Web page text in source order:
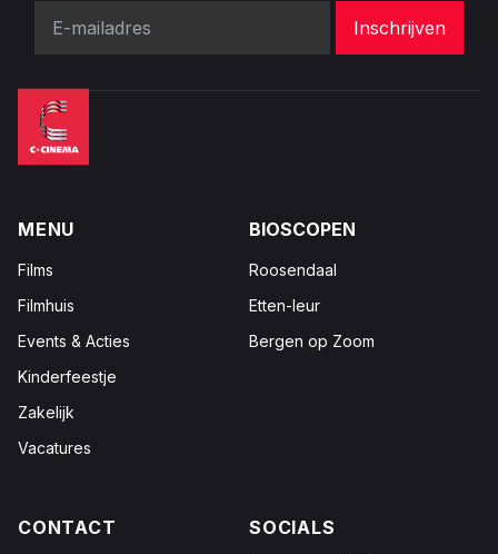
MENU
Films
Filmhuis
Events & Acties
Kinderfeestje
Zakelijk
Vacatures
BIOSCOPEN
Roosendaal
Etten-leur
Bergen op Zoom
CONTACT SOCIALS